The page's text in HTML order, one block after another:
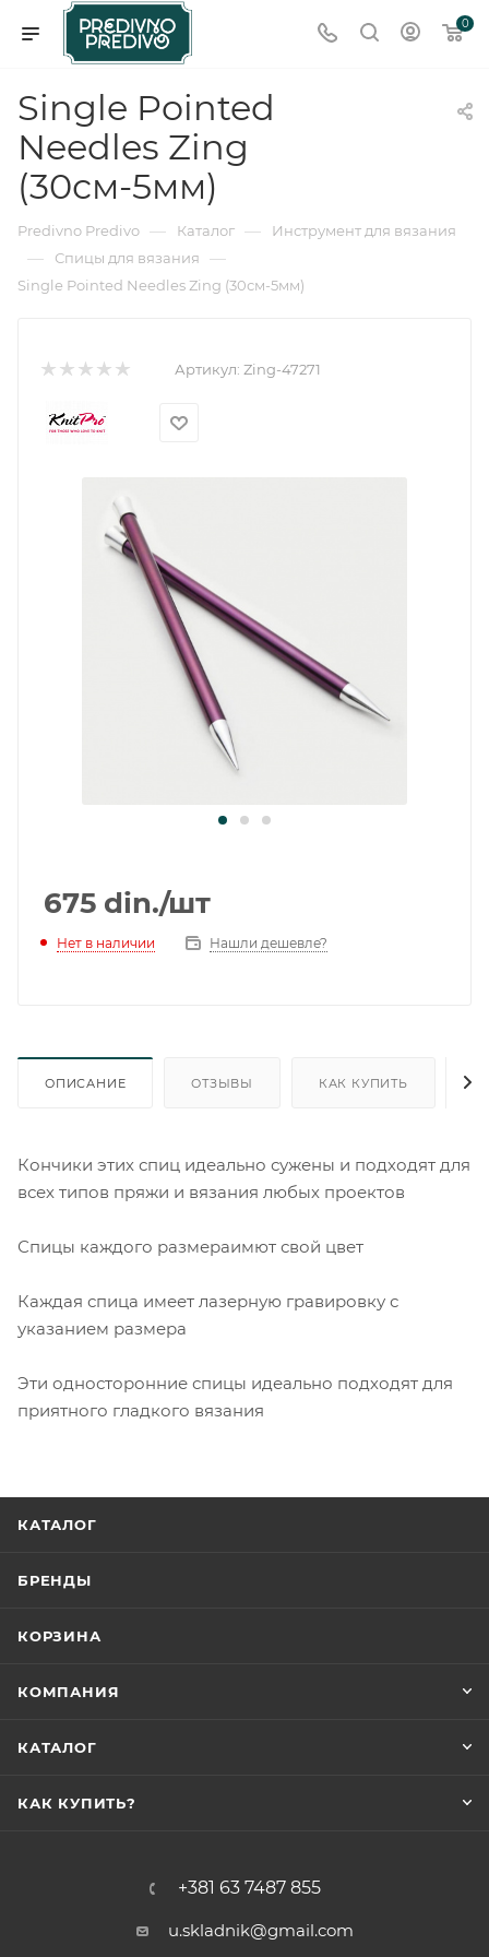
0
Single Pointed
Needles Zing
(30см-5мм)
Predivno Predivo — Каталог — Инструмент для вязания
— Спицы для вязания —
Single Pointed Needles Zing (30см-5мм)
Артикул: Zing-47271
675 din./шт
Нет в наличии Нашли дешевле?
ОПИСАНИЕ ОТЗЫВЫ КАК КУПИТЬ
Кончики этих спиц идеально сужены и подходят для
всех типов пряжи и вязания любых проектов
Спицы каждого размераимют свой цвет
Каждая спица имеет лазерную гравировку с
указанием размера
Эти односторонние спицы идеально подходят для
приятного гладкого вязания
КАТАЛОГ
БРЕНДЫ
КОРЗИНА
КОМПАНИЯ
КАТАЛОГ
КАК КУПИТЬ?
+381 63 7487 855
u.skladnik@gmail.com